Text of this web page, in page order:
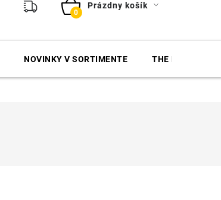
NÁKUPNÝ
Prázdny košík
NOVINKY V SORTIMENTE THE FINISHER